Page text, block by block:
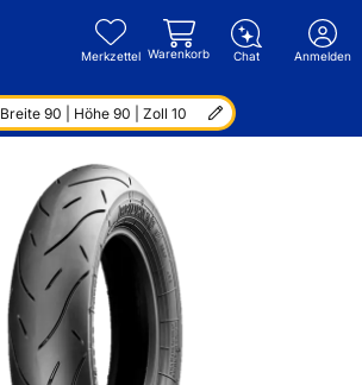
Merkzettel Warenkorb Chat Anmelden
Breite 90 | Höhe 90 | Zoll 10